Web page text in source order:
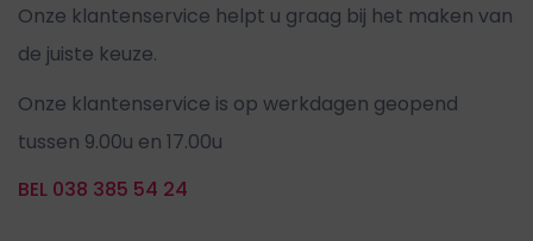
Onze klantenservice helpt u graag bij het maken van
de juiste keuze.
Onze klantenservice is op werkdagen geopend
tussen 9.00u en 17.00u
BEL 038 385 54 24